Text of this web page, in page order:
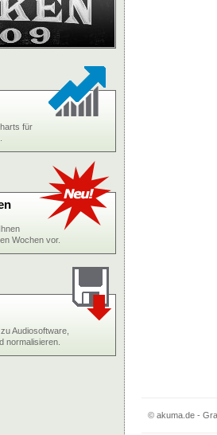
für
Wochen vor.
Audiosoftware,
normalisieren.
© akuma.de -